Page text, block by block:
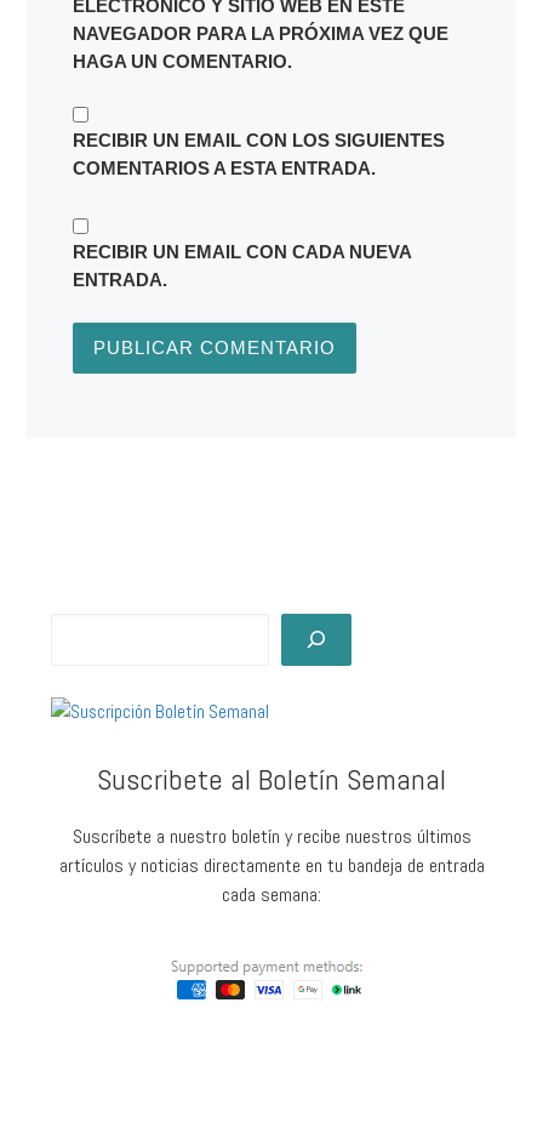
ELECTRÓNICO Y SITIO WEB EN ESTE
NAVEGADOR PARA LA PRÓXIMA VEZ QUE
HAGA UN COMENTARIO.
RECIBIR UN EMAIL CON LOS SIGUIENTES
COMENTARIOS A ESTA ENTRADA.
RECIBIR UN EMAIL CON CADA NUEVA
ENTRADA.
Suscribete al Boletín Semanal
Suscríbete a nuestro boletín y recibe nuestros últimos
artículos y noticias directamente en tu bandeja de entrada
cada semana: